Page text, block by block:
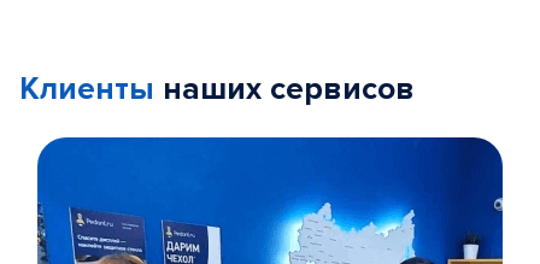
Клиенты наших сервисов